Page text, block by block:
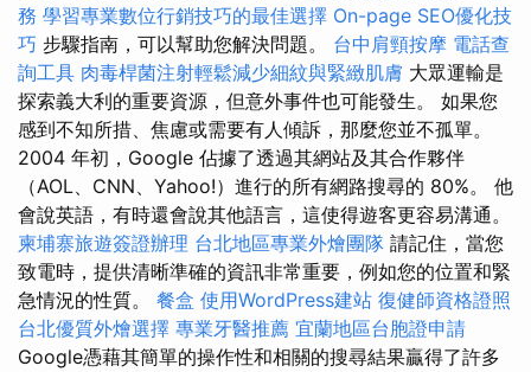
務 學習專業數位行銷技巧的最佳選擇 On-page SEO優化技
巧 步驟指南，可以幫助您解決問題。 台中肩頸按摩 電話查
詢工具 肉毒桿菌注射輕鬆減少細紋與緊緻肌膚 大眾運輸是
探索義大利的重要資源，但意外事件也可能發生。 如果您
感到不知所措、焦慮或需要有人傾訴，那麼您並不孤單。
2004 年初，Google 佔據了透過其網站及其合作夥伴
（AOL、CNN、Yahoo!）進行的所有網路搜尋的 80%。 他
會說英語，有時還會說其他語言，這使得遊客更容易溝通。
柬埔寨旅遊簽證辦理 台北地區專業外燴團隊 請記住，當您
致電時，提供清晰準確的資訊非常重要，例如您的位置和緊
急情況的性質。 餐盒 使用WordPress建站 復健師資格證照
台北優質外燴選擇 專業牙醫推薦 宜蘭地區台胞證申請
Google憑藉其簡單的操作性和相關的搜尋結果贏得了許多